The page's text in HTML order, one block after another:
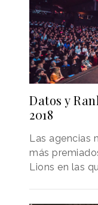
Datos y
2018
Las agencias
más
Lions en las